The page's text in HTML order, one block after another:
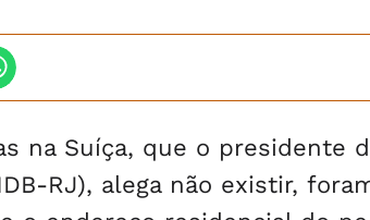
na Suíça, que o presidente
RJ), alega não existir,